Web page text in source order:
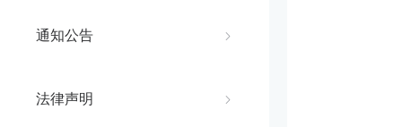
通知公告
法律声明